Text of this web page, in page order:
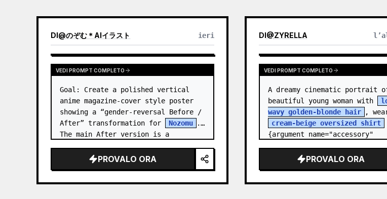
DI@のぞむ＊AIイラスト ieri
VEDI PROMPT COMPLETO
Goal: Create a polished vertical
anime magazine-cover style poster
showing a “gender-reversal Before /
After” transformation for
Nozomu
.
The main After version is a
boy who preserves…
PROVALO ORA
DI@ZYRELLA
VEDI PROMPT COMPLETO
A dreamy cinematic portrait
beautiful young woman with
wavy golden-blonde hair
cream-beige oversized shirt
{argument name="accessory"
PROVALO ORA